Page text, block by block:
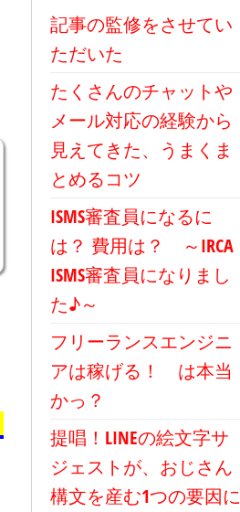
記事の監修をさせてい
ただいた
たくさんのチャットや
メール対応の経験から
見えてきた、うまくま
とめるコツ
ISMS審査員になるに
は？ 費用は？ ～IRCA
ISMS審査員になりまし
た♪～
フリーランスエンジニ
アは稼げる！ は本当
かっ？
提唱！LINEの絵文字サ
ジェストが、おじさん
構文を産む1つの要因に